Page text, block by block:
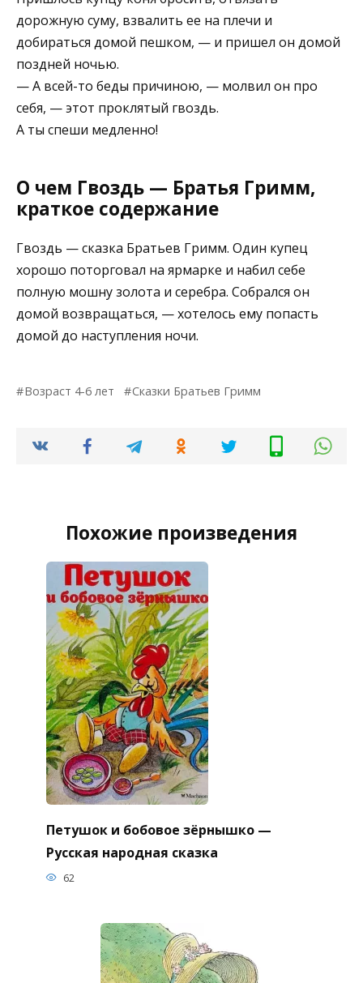
дорожную суму, взвалить ее на плечи и
добираться домой пешком, — и пришел он домой
поздней ночью.
— А всей-то беды причиною, — молвил он про
себя, — этот проклятый гвоздь.
А ты спеши медленно!
О чем Гвоздь — Братья Гримм,
краткое содержание
Гвоздь — сказка Братьев Гримм. Один купец
хорошо поторговал на ярмарке и набил себе
полную мошну золота и серебра. Собрался он
домой возвращаться, — хотелось ему попасть
домой до наступления ночи.
Возраст 4-6 лет Сказки Братьев Гримм
Похожие произведения
Петушок и бобовое зёрнышко —
Русская народная сказка
62